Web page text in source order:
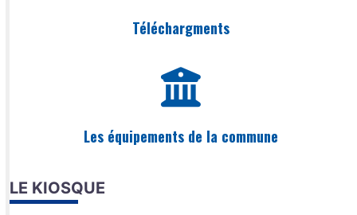
Téléchargments
Les équipements de la commune
LE KIOSQUE